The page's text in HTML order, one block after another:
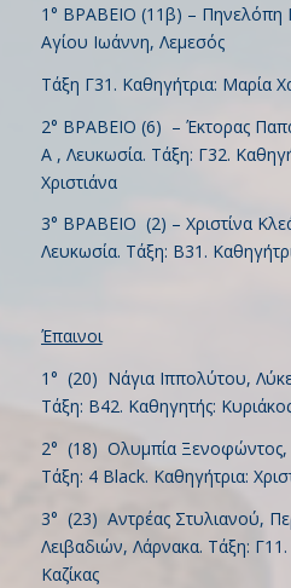
1° ΒΡΑΒΕΙΟ (11β) –
Αγίου Ιωάννη, Λεμεσός
Τάξη Γ31. Καθηγήτρια: Μαρία
2° ΒΡΑΒΕΙΟ (6) – Έκτορας
Α , Λευκωσία. Τάξη: Γ32.
Χριστιάνα
3° ΒΡΑΒΕΙΟ (2) – Χριστίνα
Λευκωσία. Τάξη: Β31.
Έπαινοι
1° (20) Νάγια Ιππολύτου,
Τάξη: Β42. Καθηγητής:
2° (18) Ολυμπία Ξενοφώντος,
Τάξη: 4 Black. Καθηγήτρια:
3° (23) Αντρέας Στυλιανού,
Λειβαδιών, Λάρνακα. Τάξη:
Καζίκας